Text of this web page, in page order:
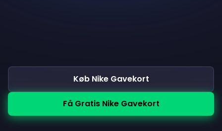
Køb Nike Gavekort
Få Gratis Nike Gavekort